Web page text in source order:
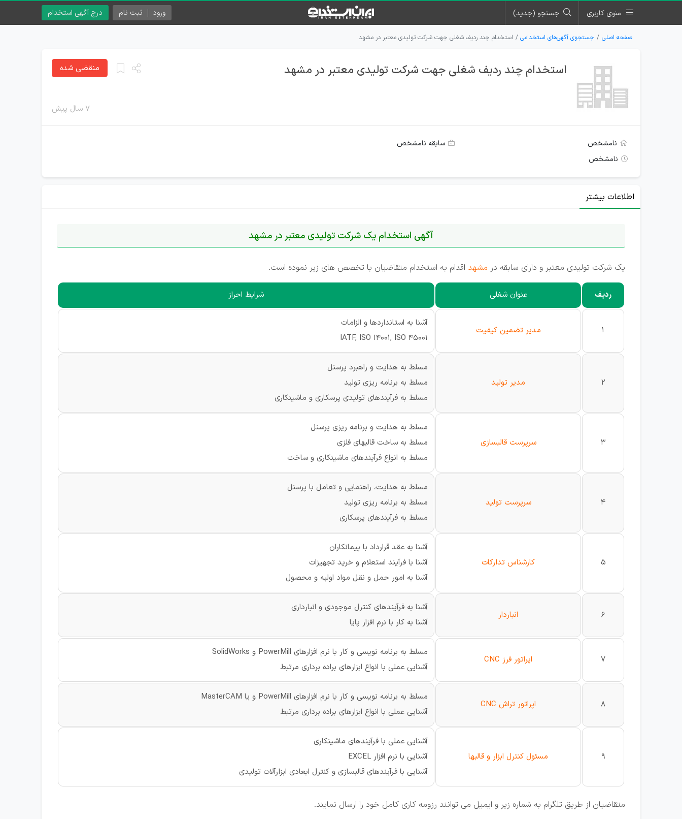
منوی کاربری جستجو (جدید) درج آگهی استخدام ورود ثبت نام
صفحه اصلی جستجوی آگهی‌های استخدامی استخدام چند ردیف شغلی جهت شرکت تولیدی معتبر در مشهد
استخدام چند ردیف شغلی جهت شرکت تولیدی معتبر در مشهد
۷ سال پیش
منقضی شده
نامشخص
سابقه نامشخص
نامشخص
اطلاعات بیشتر
آگهی استخدام یک شرکت تولیدی معتبر در مشهد
یک شرکت تولیدی معتبر و دارای سابقه در مشهد اقدام به استخدام متقاضیان با تخصص های زیر نموده است.
ردیف عنوان شغلی شرایط احراز
1 مدیر تضمین کیفیت
آشنا به استانداردها و الزامات
IATF, ISO 14001, ISO 45001
2 مدیر تولید
مسلط به هدایت و راهبرد پرسنل
مسلط به برنامه ریزی تولید
مسلط به فرآیندهای تولیدی پرسکاری و ماشینکاری
3 سرپرست قالبسازی
مسلط به هدایت و برنامه ریزی پرسنل
مسلط به ساخت قالبهای فلزی
مسلط به انواع فرآیندهای ماشینکاری و ساخت
4 سرپرست تولید
مسلط به هدایت، راهنمایی و تعامل با پرسنل
مسلط به برنامه‏ ریزی تولید
مسلط به فرآیندهای پرسکاری
5 کارشناس تدارکات
آشنا به عقد قرارداد با پیمانکاران
آشنا با فرآیند استعلام و خرید تجهیزات
آشنا به امور حمل و نقل مواد اولیه و محصول
6 انباردار
آشنا به فرآیندهای کنترل موجودی و انبارداری
آشنا به کار با نرم افزار پایا
7 اپراتور فرز CNC
مسلط به برنامه نویسی و کار با نرم افزارهای PowerMill و SolidWorks
آشنایی عملی با انواع ابزارهای براده برداری مرتبط
8 اپراتور تراش CNC
مسلط به برنامه نویسی و کار با نرم افزارهای PowerMill و یا MasterCAM
آشنایی عملی با انواع ابزارهای براده برداری مرتبط
9 مسئول کنترل ابزار و قالب‏ها
آشنایی عملی با فرآیندهای ماشینکاری
آشنایی با نرم افزار EXCEL
آشنایی با فرآیندهای قالبسازی و کنترل ابعادی ابزارآلات تولیدی
متقاضیان از طریق تلگرام به شماره زیر و ایمیل می توانند رزومه کاری کامل خود را ارسال نمایند.